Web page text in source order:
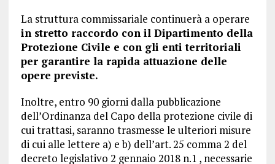
La struttura commissariale continuerà a operare
in stretto raccordo con il Dipartimento della
Protezione Civile e con gli enti territoriali
per garantire la rapida attuazione delle
opere previste.
Inoltre, entro 90 giorni dalla pubblicazione
dell’Ordinanza del Capo della protezione civile di
cui trattasi, saranno trasmesse le ulteriori misure
di cui alle lettere a) e b) dell’art. 25 comma 2 del
decreto legislativo 2 gennaio 2018 n.1 , necessarie